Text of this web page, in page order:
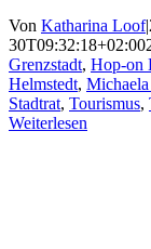
Von Katharina Loof|
30T09:32:18+02:00
Grenzstadt, Hop-on
Helmstedt,
Stadtrat, Tourismus,
Weiterlesen